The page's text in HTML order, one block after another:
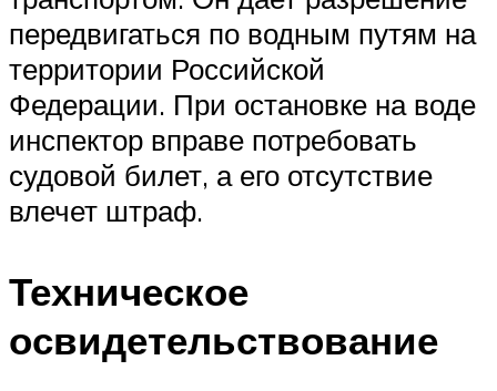
передвигаться по водным путям на
территории Российской
Федерации. При остановке на воде
инспектор вправе потребовать
судовой билет, а его отсутствие
влечет штраф.
Техническое
освидетельствование